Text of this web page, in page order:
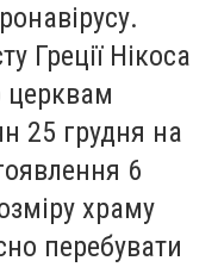
Греції Нікоса
церквам
25 грудня на
6
храму
перебувати